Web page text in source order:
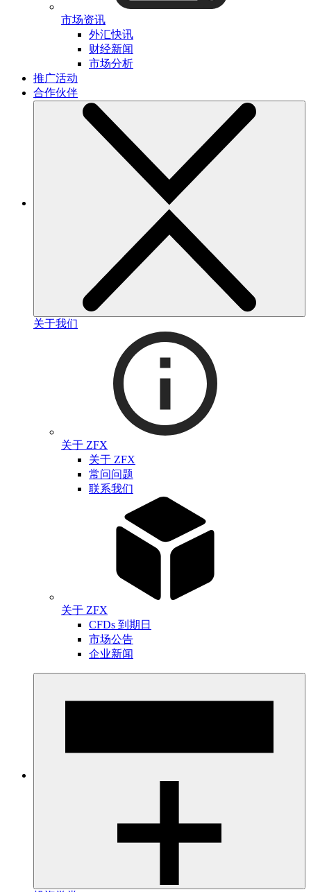
市场资讯
外汇快讯
财经新闻
市场分析
推广活动
合作伙伴
关于我们
关于 ZFX
关于 ZFX
常问问题
联系我们
关于 ZFX
CFDs 到期日
市场公告
企业新闻